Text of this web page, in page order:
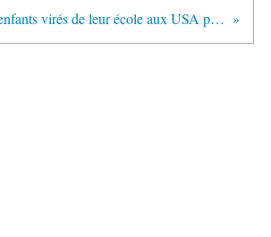
Des centaines d'enfants virés de leur école aux USA parce que les parents refusent la vaccination ......